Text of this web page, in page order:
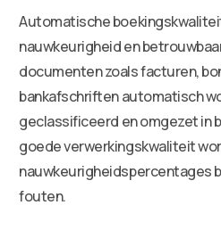
Automatische
nauwkeurigheid en
documenten zoals facturen,
bankafschriften automatisch
geclassificeerd en omgezet in
goede verwerkingskwaliteit
nauwkeurigheidspercentages
fouten.